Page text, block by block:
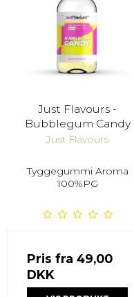
Just Flavours -
Bubblegum Candy
Just Flavours
Tyggegummi Aroma
100%PG
Pris fra 49,00
DKK